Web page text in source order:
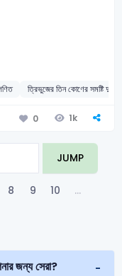
ত্রিভুজের তিন কোণের সমষ্টি দুই
0 1k
JUMP
8 9 10
...
জন্য সেরা?